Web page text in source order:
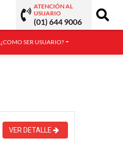
ATENCIÓN AL
USUARIO
(01) 644 9006
¿COMO SER USUARIO?
VER DETALLE